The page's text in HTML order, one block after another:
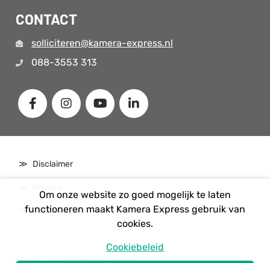
Om onze website zo goed mogelijk te laten
functioneren maakt Kamera Express gebruik van
cookies.
Cookiebeleid
CONTACT
solliciteren@kamera-express.nl
088-3553 313
Disclaimer
Cookiebeleid